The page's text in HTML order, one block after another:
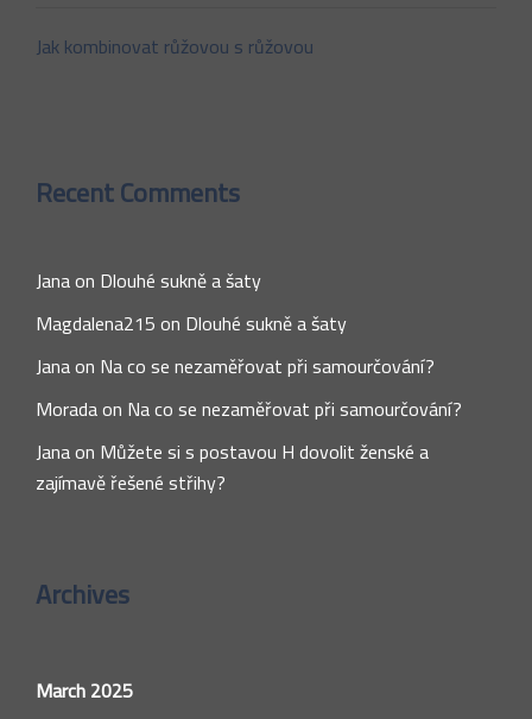
Jak kombinovat růžovou s růžovou
Recent Comments
Janaon Dlouhé sukně a šaty
Magdalena215on Dlouhé sukně a šaty
Janaon Na co se nezaměřovat při samourčování?
Moradaon Na co se nezaměřovat při samourčování?
Janaon Můžete si s postavou H dovolit ženské a
zajímavě řešené střihy?
Archives
March 2025